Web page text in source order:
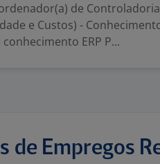
de
e Custos) -
conhecimento ERP P...
de Empregos